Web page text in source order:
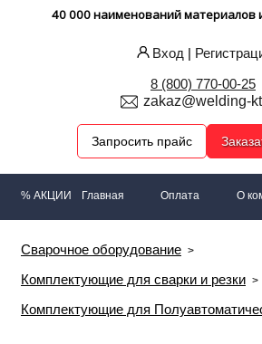
40 000 наименований материалов
Вход |
8 (800) 770-00-25
zakaz@welding-
Запросить прайс
% АКЦИИ Главная Оплата О
Сварочное оборудование
Комплектующие для сварки и резки
Комплектующие для